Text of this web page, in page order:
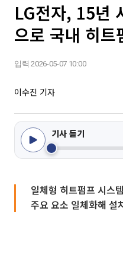
LG전자, 15년
으로 국내 히트
입력 2026-05-07 10:00
이수진 기자
기사 듣기
일체형 히트펌프 시스
주요 요소 일체화해 설